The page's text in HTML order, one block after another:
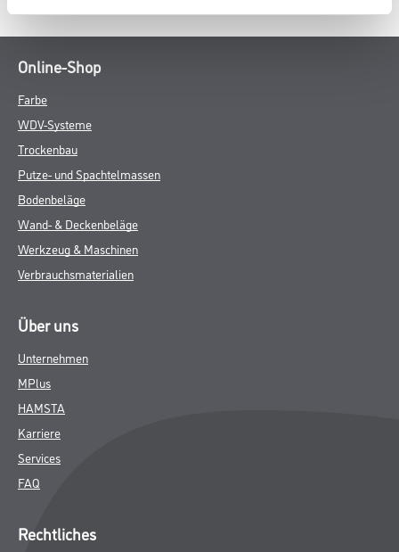
Online-Shop
Farbe
WDV-Systeme
Trockenbau
Putze- und Spachtelmassen
Bodenbeläge
Wand- & Deckenbeläge
Werkzeug & Maschinen
Verbrauchsmaterialien
Über uns
Unternehmen
MPlus
HAMSTA
Karriere
Services
FAQ
Rechtliches